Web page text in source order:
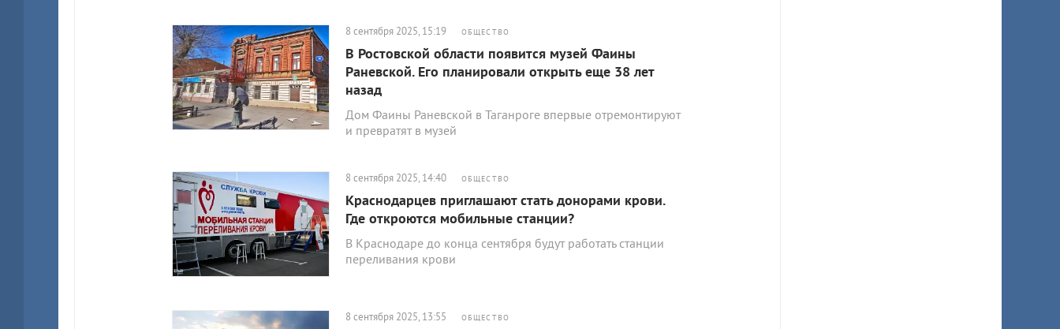
8 сентября 2025, 15:19 ОБЩЕСТВО
В Ростовской области появится музей Фаины
Раневской. Его планировали открыть еще 38 лет
назад
Дом Фаины Раневской в Таганроге впервые отремонтируют
и превратят в музей
8 сентября 2025, 14:40 ОБЩЕСТВО
Краснодарцев приглашают стать донорами крови.
Где откроются мобильные станции?
В Краснодаре до конца сентября будут работать станции
переливания крови
8 сентября 2025, 13:55 ОБЩЕСТВО